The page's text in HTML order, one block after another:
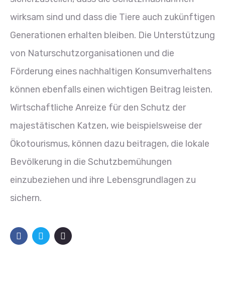
wirksam sind und dass die Tiere auch zukünftigen
Generationen erhalten bleiben. Die Unterstützung
von Naturschutzorganisationen und die
Förderung eines nachhaltigen Konsumverhaltens
können ebenfalls einen wichtigen Beitrag leisten.
Wirtschaftliche Anreize für den Schutz der
majestätischen Katzen, wie beispielsweise der
Ökotourismus, können dazu beitragen, die lokale
Bevölkerung in die Schutzbemühungen
einzubeziehen und ihre Lebensgrundlagen zu
sichern.